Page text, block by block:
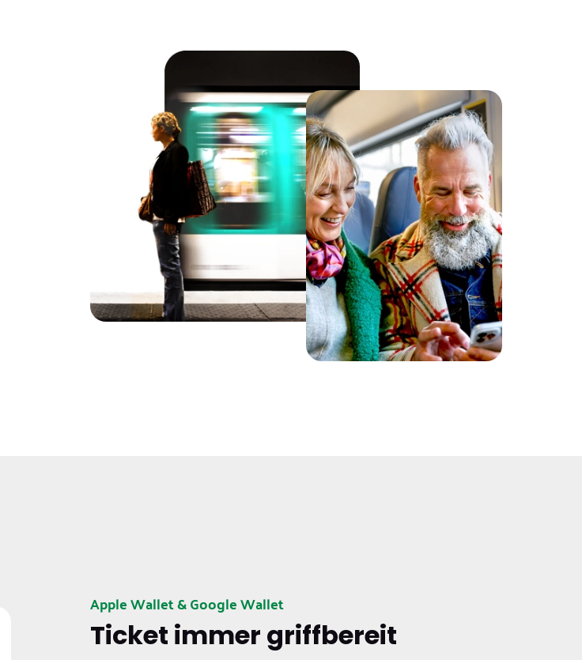
Apple Wallet & Google Wallet
Ticket immer griffbereit